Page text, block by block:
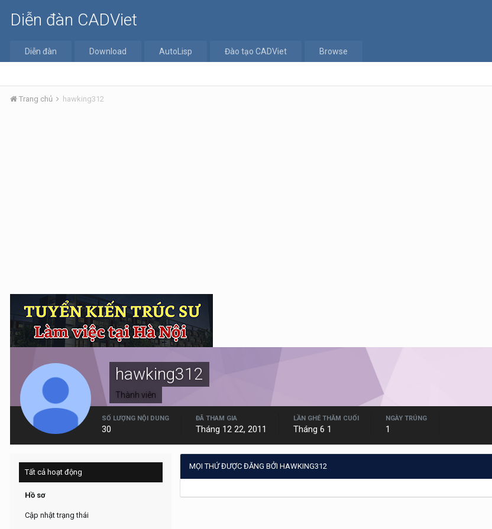
Diễn đàn CADViet
Diễn đàn Download AutoLisp Đào tạo CADViet Browse
Trang chủ hawking312
hawking312
Thành viên
SỐ LƯỢNG NỘI DUNG
30
ĐÃ THAM GIA
Tháng 12 22, 2011
LẦN GHÉ THĂM CUỐI
Tháng 6 1
NGÀY TRÚNG
1
Tất cả hoạt động
Hồ sơ
Cập nhật trạng thái
MỌI THỨ ĐƯỢC ĐĂNG BỞI HAWKING312